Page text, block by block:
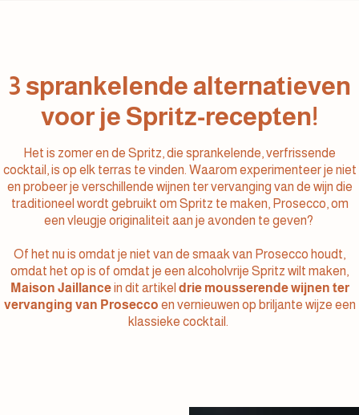
3 sprankelende alternatieven
voor je Spritz-recepten!
Het is zomer en de Spritz, die sprankelende, verfrissende
cocktail, is op elk terras te vinden. Waarom experimenteer je niet
en probeer je verschillende wijnen ter vervanging van de wijn die
traditioneel wordt gebruikt om Spritz te maken, Prosecco, om
een vleugje originaliteit aan je avonden te geven?
Of het nu is omdat je niet van de smaak van Prosecco houdt,
omdat het op is of omdat je een alcoholvrije Spritz wilt maken,
Maison Jaillancein dit artikel drie mousserende wijnen ter
vervanging van Prosecco en vernieuwen op briljante wijze een
klassieke cocktail.